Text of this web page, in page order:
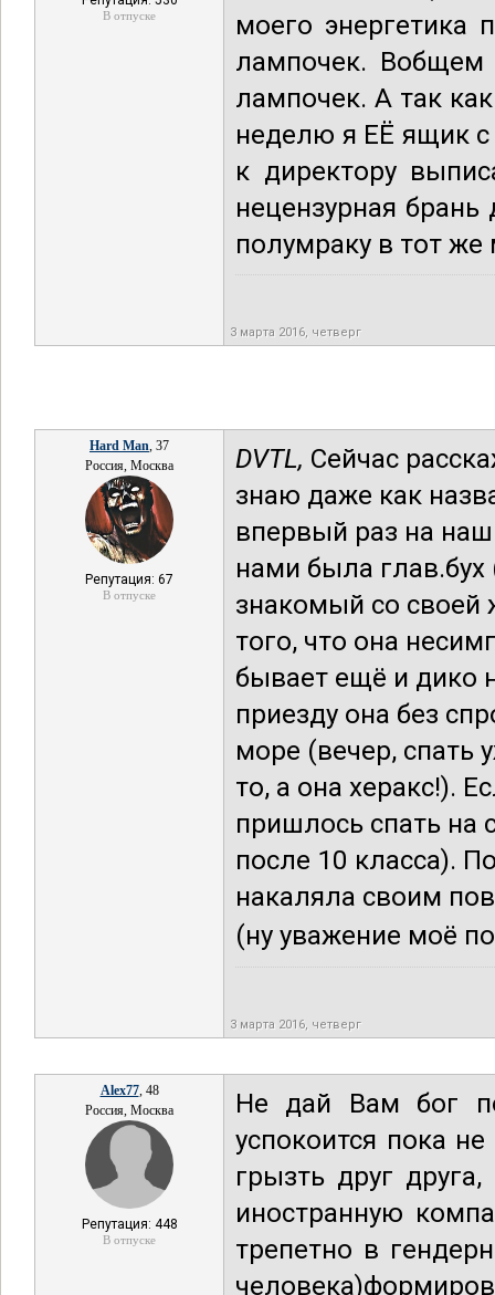
В отпуске
моего энергетика
лампочек. Вобщем
лампочек. А так
неделю я ЕЁ ящик
к директору
нецензурная
полумраку в тот же
3 марта 2016, четверг
Hard Man, 37
Россия, Москва
Репутация: 67
В отпуске
DVTL, Сейчас
знаю даже как
впервый раз на
нами была
знакомый со
того, что она
бывает ещё и дико
приезду она без
море (вечер, спать
то, а она херакс!).
пришлось спать
после 10 класса).
накаляла своим
(ну уважение моё
3 марта 2016, четверг
Alex77, 48
Россия, Москва
Репутация: 448
В отпуске
Не дай Вам бог
успокоится пока
грызть друг
иностранную
трепетно в